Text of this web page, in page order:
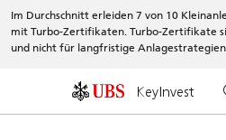
Im Durchschnitt erleiden 7 von 10
mit Turbo-Zertifikaten. Turbo-Zertifikate
und nicht für langfristige
KeyInvest